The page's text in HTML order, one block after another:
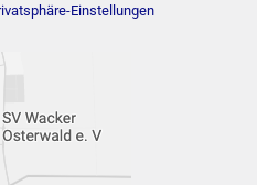
Einstellungen